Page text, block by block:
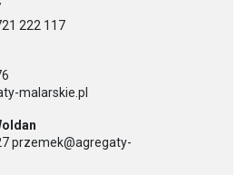
222 117
malarskie.pl
przemek@agregaty-